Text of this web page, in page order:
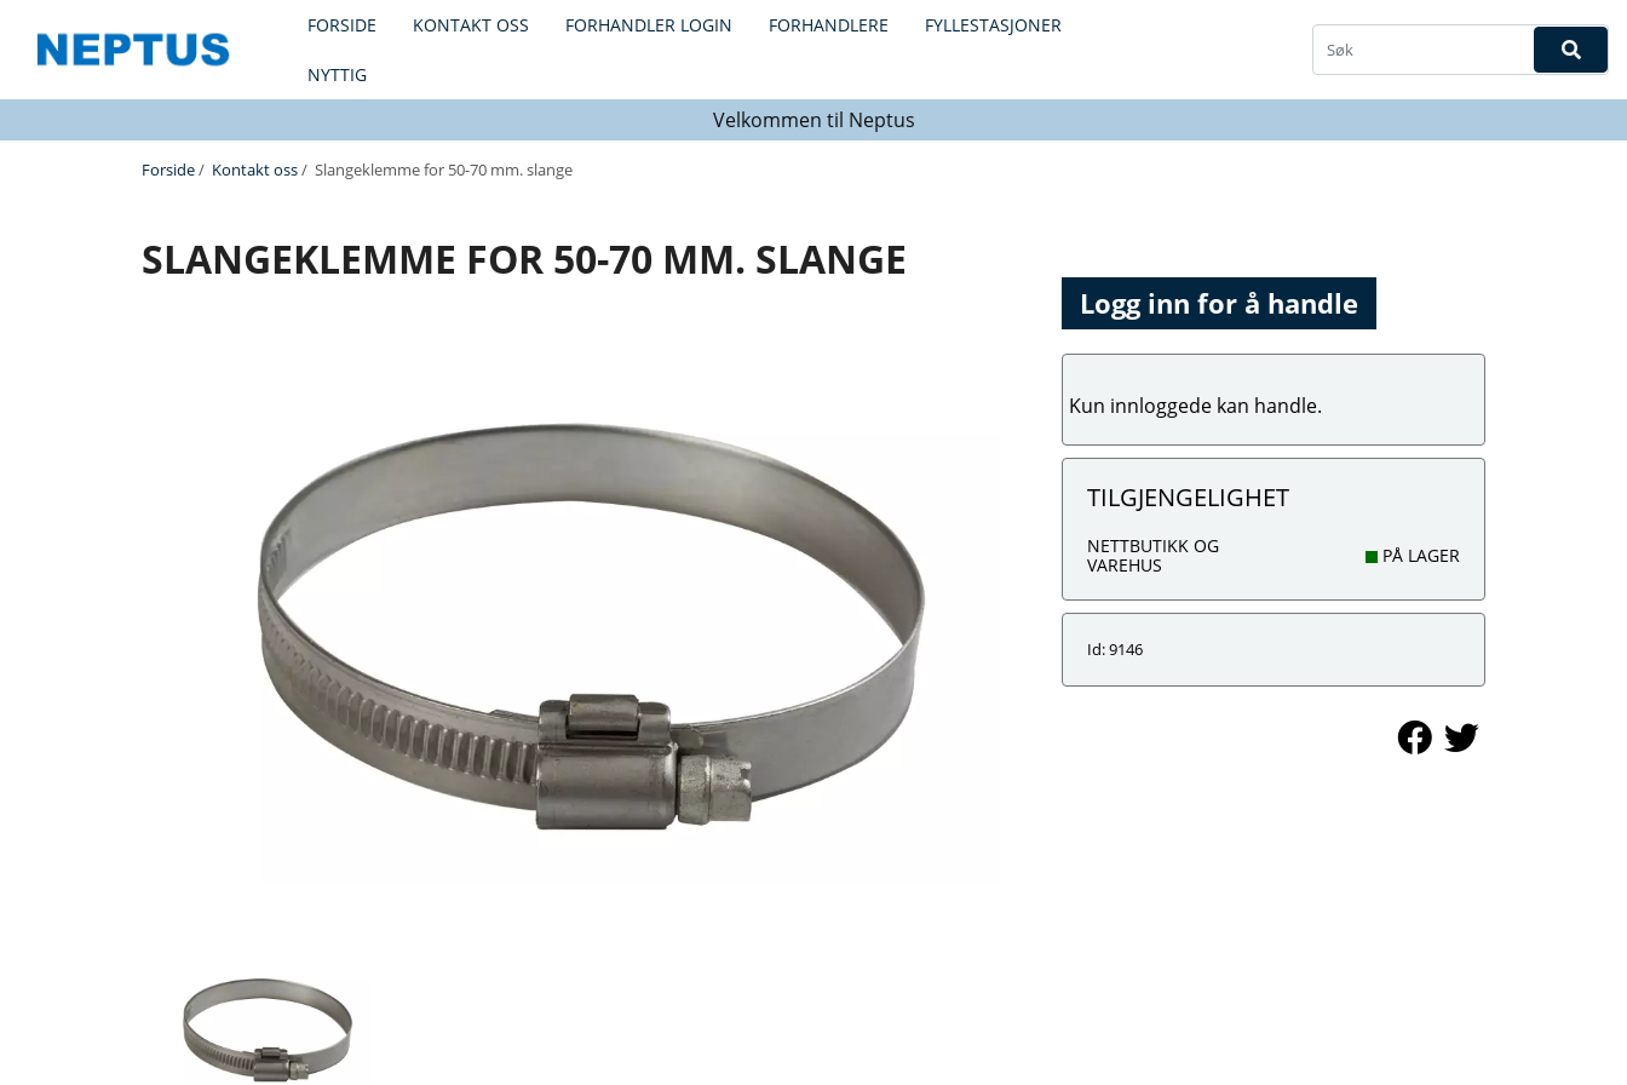
FORSIDE KONTAKT OSS FORHANDLER LOGIN FORHANDLERE FYLLESTASJONER
NYTTIG
Velkommen til Neptus
Forside/ Kontakt oss/ Slangeklemme for 50-70 mm. slange
SLANGEKLEMME FOR 50-70 MM. SLANGE
Logg inn for å handle
Kun innloggede kan handle.
TILGJENGELIGHET
NETTBUTIKK OG
VAREHUS
PÅ LAGER
Id: 9146